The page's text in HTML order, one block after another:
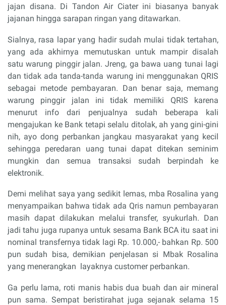
jajan disana. Di Tandon Air Ciater ini biasanya banyak
jajanan hingga sarapan ringan yang ditawarkan.
Sialnya, rasa lapar yang hadir sudah mulai tidak tertahan,
yang ada akhirnya memutuskan untuk mampir disalah
satu warung pinggir jalan. Jreng, ga bawa uang tunai lagi
dan tidak ada tanda-tanda warung ini menggunakan QRIS
sebagai metode pembayaran. Dan benar saja, memang
warung pinggir jalan ini tidak memiliki QRIS karena
menurut info dari penjualnya sudah beberapa kali
mengajukan ke Bank tetapi selalu ditolak, ah yang gini-gini
nih, ayo dong perbankan jangkau masyarakat yang kecil
sehingga peredaran uang tunai dapat ditekan seminim
mungkin dan semua transaksi sudah berpindah ke
elektronik.
Demi melihat saya yang sedikit lemas, mba Rosalina yang
menyampaikan bahwa tidak ada Qris namun pembayaran
masih dapat dilakukan melalui transfer, syukurlah. Dan
jadi tahu juga rupanya untuk sesama Bank BCA itu saat ini
nominal transfernya tidak lagi Rp. 10.000,- bahkan Rp. 500
pun sudah bisa, demikian penjelasan si Mbak Rosalina
yang menerangkan
layaknya customer perbankan.
Ga perlu lama, roti manis habis dua buah dan air mineral
pun sama. Sempat beristirahat juga sejanak selama 15